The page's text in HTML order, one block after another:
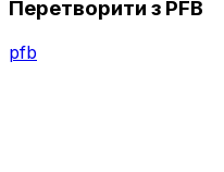
Перетворити з PFB
pfb